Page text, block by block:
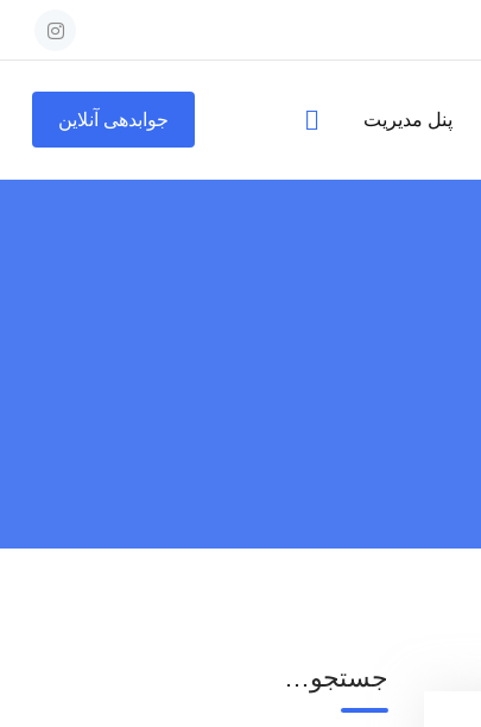
پنل مدیریت جوابدهی آنلاین
جستجو…